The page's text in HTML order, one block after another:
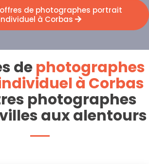
de photographes portrait
à Corbas
dephotographes
à Corbas
photographes
aux alentours